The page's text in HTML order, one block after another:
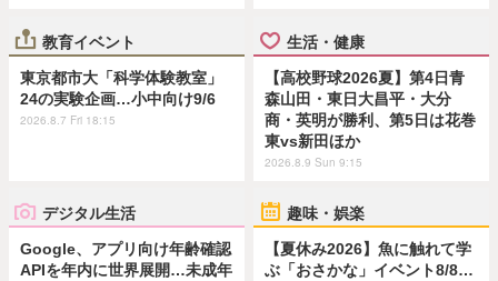
教育イベント
東京都市大「科学体験教室」
24の実験企画…小中向け9/6
2026.8.7 Fri 18:15
生活・健康
【高校野球2026夏】第4日青
森山田・東日大昌平・大分
商・英明が勝利、第5日は花巻
東vs新田ほか
2026.8.9 Sun 9:15
デジタル生活
Google、アプリ向け年齢確認
APIを年内に世界展開…未成年
趣味・娯楽
【夏休み2026】魚に触れて学
ぶ「おさかな」イベント8/8…